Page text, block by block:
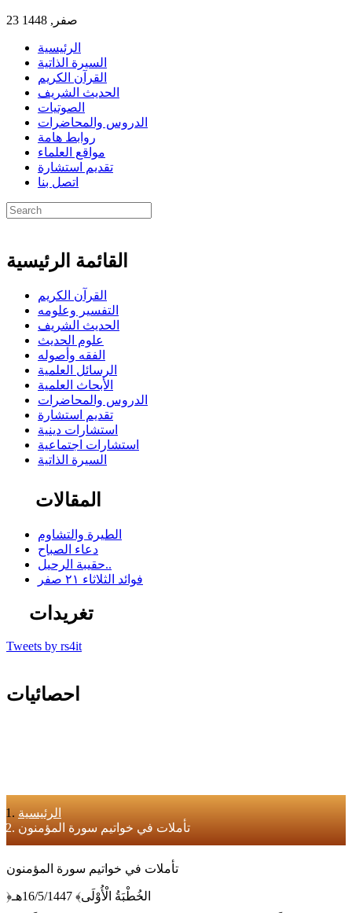
23 صفر, 1448
الرئيسية
السيرة الذاتية
القرآن الكريم
الحديث الشريف
الصوتيات
الدروس والمحاضرات
روابط هامة
مواقع العلماء
تقديم استشارة
اتصل بنا
القائمة الرئيسية
القرآن الكريم
التفسير وعلومه
الحديث الشريف
علوم الحديث
الفقه وأصوله
الرسائل العلمية
الأبحاث العلمية
الدروس والمحاضرات
تقديم استشارة
استشارات دينية
استشارات اجتماعية
السيرة الذاتية
المقالات
الطيرة والتشاوم
دعاء الصباح
حقيبة الرحيل..
فوائد الثلاثاء ٢١ صفر
تغريدات
Tweets by rs4it
احصائيات
الرئيسية
تأملات في خواتيم سورة المؤمنون
تأملات في خواتيم سورة المؤمنون
﴿الخُطْبَةُ الْأُوْلَى﴾ 16/5/1447هـ